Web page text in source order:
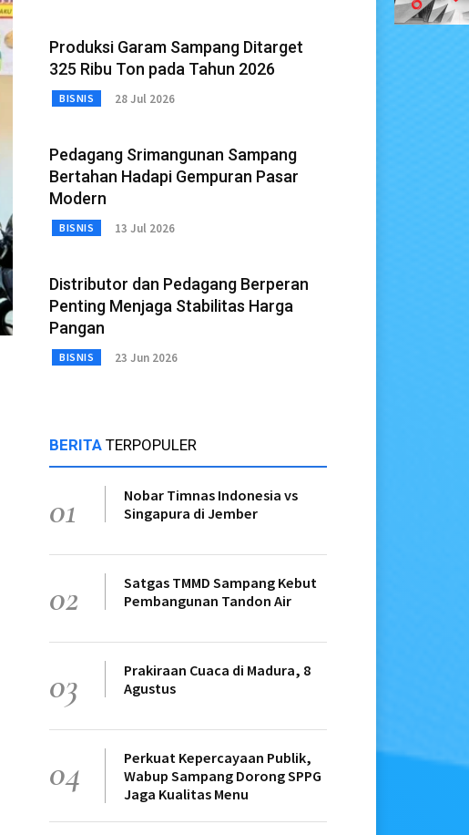
Produksi Garam Sampang Ditarget
325 Ribu Ton pada Tahun 2026
BISNIS 28 Jul 2026
Pedagang Srimangunan Sampang
Bertahan Hadapi Gempuran Pasar
Modern
BISNIS 13 Jul 2026
Distributor dan Pedagang Berperan
Penting Menjaga Stabilitas Harga
Pangan
BISNIS 23 Jun 2026
BERITA TERPOPULER
01
Nobar Timnas Indonesia vs
Singapura di Jember
02
Satgas TMMD Sampang Kebut
Pembangunan Tandon Air
03
Prakiraan Cuaca di Madura, 8
Agustus
04
Perkuat Kepercayaan Publik,
Wabup Sampang Dorong SPPG
Jaga Kualitas Menu